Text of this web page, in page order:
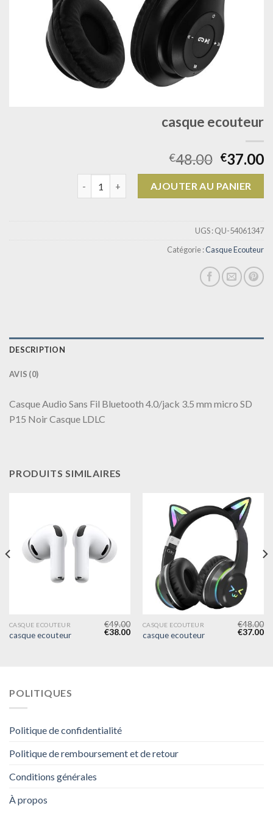
casque ecouteur
€48.00 €37.00
AJOUTER AU PANIER
UGS :QU-54061347
Catégorie :Casque Ecouteur
DESCRIPTION
AVIS (0)
Casque Audio Sans Fil Bluetooth 4.0/jack 3.5 mm micro SD
P15 Noir Casque LDLC
PRODUITS SIMILAIRES
CASQUE ECOUTEUR
casque ecouteur
€49.00
€38.00
CASQUE ECOUTEUR
casque ecouteur
€48.00
€37.00
POLITIQUES
Politique de confidentialité
Politique de remboursement et de retour
Conditions générales
À propos